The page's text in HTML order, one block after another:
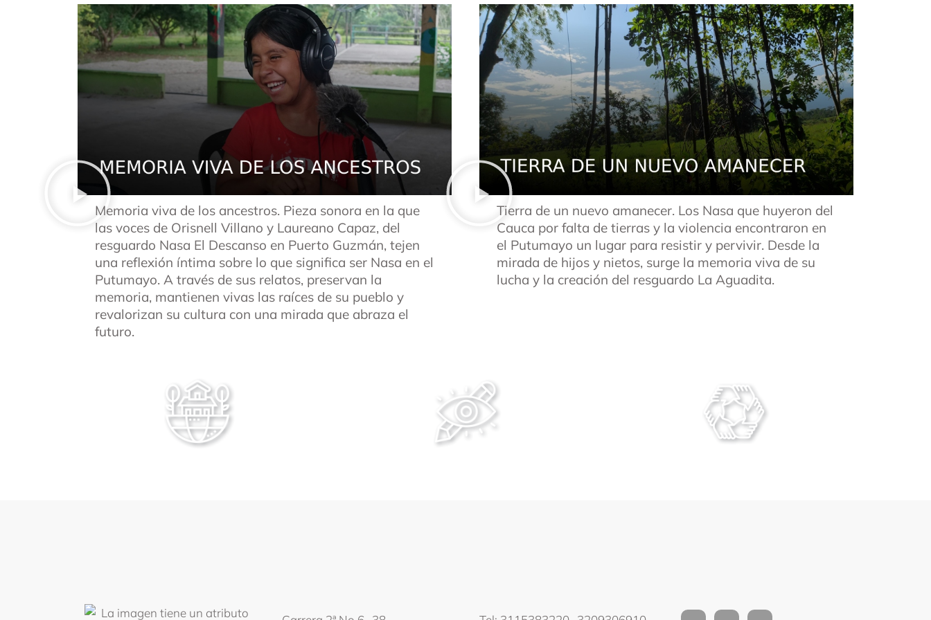
Memoria viva de los ancestros. Pieza sonora en la que
las voces de Orisnell Villano y Laureano Capaz, del
resguardo Nasa El Descanso en Puerto Guzmán, tejen
una reflexión íntima sobre lo que significa ser Nasa en el
Putumayo. A través de sus relatos, preservan la
memoria, mantienen vivas las raíces de su pueblo y
revalorizan su cultura con una mirada que abraza el
futuro.
Tierra de un nuevo amanecer. Los Nasa que huyeron del
Cauca por falta de tierras y la violencia encontraron en
el Putumayo un lugar para resistir y pervivir. Desde la
mirada de hijos y nietos, surge la memoria viva de su
lucha y la creación del resguardo La Aguadita.